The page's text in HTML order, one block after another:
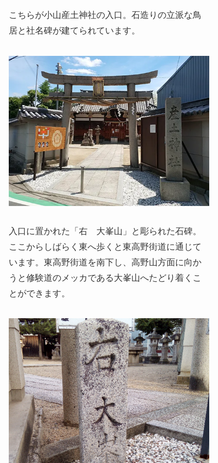
こちらが小山産土神社の入口。石造りの立派な鳥
居と社名碑が建てられています。
入口に置かれた「右 大峯山」と彫られた石碑。
ここからしばらく東へ歩くと東高野街道に通じて
います。東高野街道を南下し、高野山方面に向か
うと修験道のメッカである大峯山へたどり着くこ
とができます。